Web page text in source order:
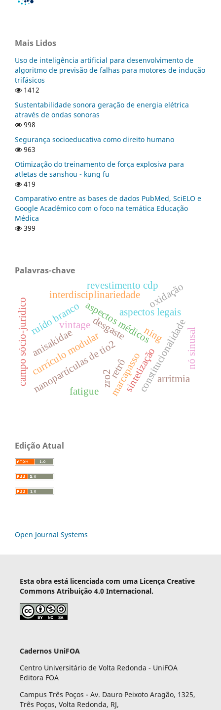
Mais Lidos
Uso de inteligência artificial para desenvolvimento de
algoritmo de previsão de falhas para motores de indução
trifásicos
1412
Sustentabilidade sonora geração de energia elétrica
através de ondas sonoras
998
Segurança socioeducativa como direito humano
963
Otimização do treinamento de força explosiva para
atletas de sanshou - kung fu
419
Comparativo entre as bases de dados PubMed, SciELO e
Google Acadêmico com o foco na temática Educação
Médica
399
Palavras-chave
nanopartículas de tio2
ning
constitucionalidade
aspectos legais
aspectos médicos
interdisciplinariedade
desgaste
revestimento cdp
vintage
retrô
currículo modular
arritmia
sintetização
ruído branco
anisakidae
marcapasso
zro2
fatigue
campo sócio-jurídico
oxidação
nó sinusal
Edição Atual
Open Journal Systems
Esta obra está licenciada com uma Licença Creative
Commons Atribuição 4.0 Internacional.
Cadernos UniFOA
Centro Universitário de Volta Redonda - UniFOA
Editora FOA
Campus Três Poços - Av. Dauro Peixoto Aragão, 1325,
Três Poços, Volta Redonda, RJ,